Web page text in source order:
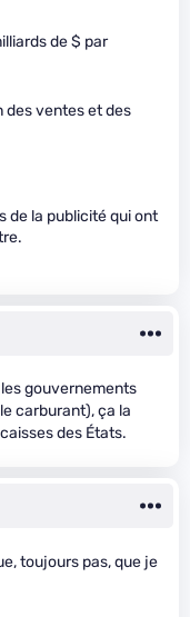
de $ par
des ventes et des
de la publicité qui ont
gouvernements
carburant), ça la
des États.
toujours pas, que je